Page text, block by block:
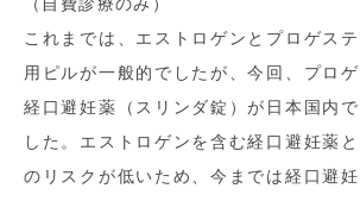
（自費診療のみ）
これまでは、エストロゲンとプロゲス
用ピルが一般的でしたが、今回、プロ
経口避妊薬（スリンダ錠）が日本国内
した。エストロゲンを含む経口避妊薬
のリスクが低いため、今までは経口避